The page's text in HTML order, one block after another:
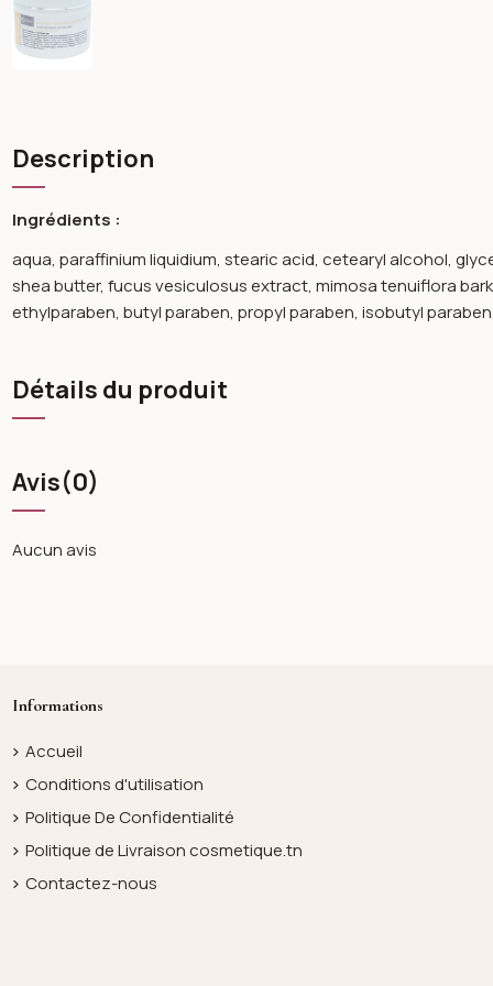
Description
Ingrédients :
aqua, paraffinium liquidium, stearic acid, cetearyl alcohol,
shea butter, fucus vesiculosus extract, mimosa tenuiflora
ethylparaben, butyl paraben, propyl paraben, isobutyl
Détails du produit
Avis(0)
Aucun avis
Informations
Accueil
Conditions d'utilisation
Politique De Confidentialité
Politique de Livraison cosmetique.tn
Contactez-nous